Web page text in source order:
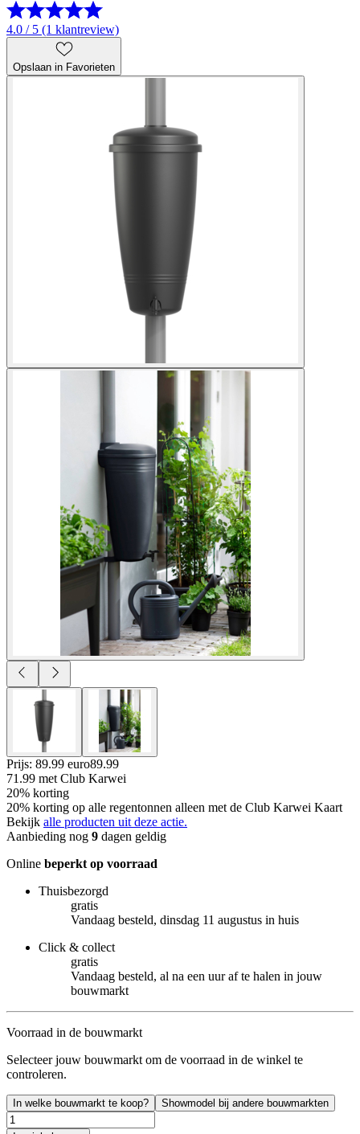
4.0 / 5 (1 klantreview)
Opslaan in Favorieten
Prijs: 89.99 euro89.99
71.99 met Club Karwei
20% korting
20% korting op alle regentonnen alleen met de Club Karwei Kaart
Bekijk alle producten uit deze actie.
Aanbieding nog 9 dagen geldig
Online beperkt op voorraad
Thuisbezorgd
gratis
Vandaag besteld, dinsdag 11 augustus in huis
Click & collect
gratis
Vandaag besteld, al na een uur af te halen in jouw
bouwmarkt
Voorraad in de bouwmarkt
Selecteer jouw bouwmarkt om de voorraad in de winkel te
controleren.
In welke bouwmarkt te koop? Showmodel bij andere bouwmarkten